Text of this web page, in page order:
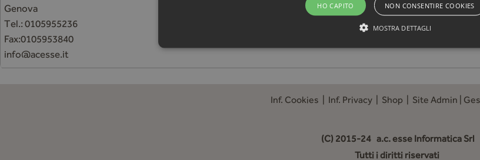
Genova
Tel.: 0105955236
Fax:0105953840
info@acesse.it
Inf. Cookies Inf. Privacy| Shop Site Admin
(C) 2015-24 a.c. esse Informatica Srl
Tutti i diritti riservati
HO CAPITO NON CONSENTIRE COOKIES
MOSTRA DETTAGLI